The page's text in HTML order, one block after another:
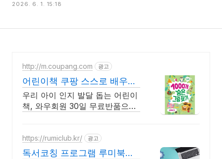
2026. 6. 1. 15:18
http://m.coupang.com 광고
어린이책 쿠팡 스스로 배우는
즐거움
우리 아이 인지 발달 돕는 어린이
책, 와우회원 30일 무료반품으로
https://rumiclub.kr/ 광고
독서코칭 프로그램 루미북클